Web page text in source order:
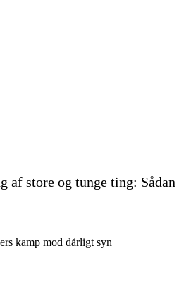
af store og tunge ting: Sådan